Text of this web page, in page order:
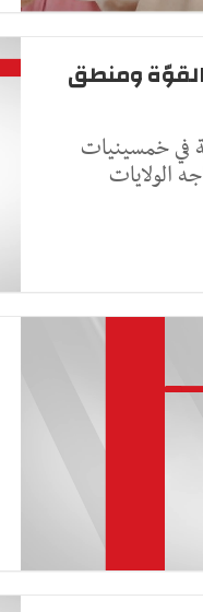
ومنطق
في خمسينيات
الولايات